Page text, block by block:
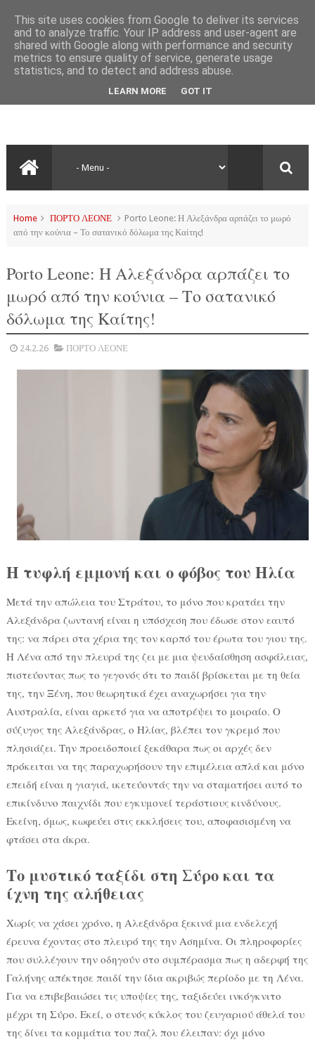
Home ΠΟΡΤΟ ΛΕΟΝΕ
Porto Leone: Η Αλεξάνδρα αρπάζει το μωρό
από την κούνια – Το σατανικό δόλωμα της Καίτης!
Porto Leone: Η Αλεξάνδρα αρπάζει το
μωρό από την κούνια – Το σατανικό
δόλωμα της Καίτης!
24.2.26 ΠΟΡΤΟ ΛΕΟΝΕ
Η τυφλή εμμονή και ο φόβος του Ηλία
Μετά την απώλεια του Στράτου, το μόνο που κρατάει την
Αλεξάνδρα ζωντανή είναι η υπόσχεση που έδωσε στον εαυτό
της: να πάρει στα χέρια της τον καρπό του έρωτα του γιου της.
Η Λένα από την πλευρά της ζει με μια ψευδαίσθηση ασφάλειας,
πιστεύοντας πως το γεγονός ότι το παιδί βρίσκεται με τη θεία
της, την Ξένη, που θεωρητικά έχει αναχωρήσει για την
Αυστραλία, είναι αρκετό για να αποτρέψει το μοιραίο. Ο
σύζυγος της Αλεξάνδρας, ο Ηλίας, βλέπει τον γκρεμό που
πλησιάζει. Την προειδοποιεί ξεκάθαρα πως οι αρχές δεν
πρόκειται να της παραχωρήσουν την επιμέλεια απλά και μόνο
επειδή είναι η γιαγιά, ικετεύοντάς την να σταματήσει αυτό το
επικίνδυνο παιχνίδι που εγκυμονεί τεράστιους κινδύνους.
Εκείνη, όμως, κωφεύει στις εκκλήσεις του, αποφασισμένη να
φτάσει στα άκρα.
Το μυστικό ταξίδι στη Σύρο και τα
ίχνη της αλήθειας
Χωρίς να χάσει χρόνο, η Αλεξάνδρα ξεκινά μια ενδελεχή
έρευνα έχοντας στο πλευρό της την Ασημίνα. Οι πληροφορίες
που συλλέγουν την οδηγούν στο συμπέρασμα πως η αδερφή της
Γαλήνης απέκτησε παιδί την ίδια ακριβώς περίοδο με τη Λένα.
Για να επιβεβαιώσει τις υποψίες της, ταξιδεύει ινκόγκνιτο
μέχρι τη Σύρο. Εκεί, ο στενός κύκλος του ζευγαριού άθελά του
της δίνει τα κομμάτια του παζλ που έλειπαν: όχι μόνο
This site uses cookies from Google to deliver its services
and to analyze traffic. Your IP address and user-agent are
shared with Google along with performance and security
metrics to ensure quality of service, generate usage
statistics, and to detect and address abuse.
LEARN MORE GOT IT